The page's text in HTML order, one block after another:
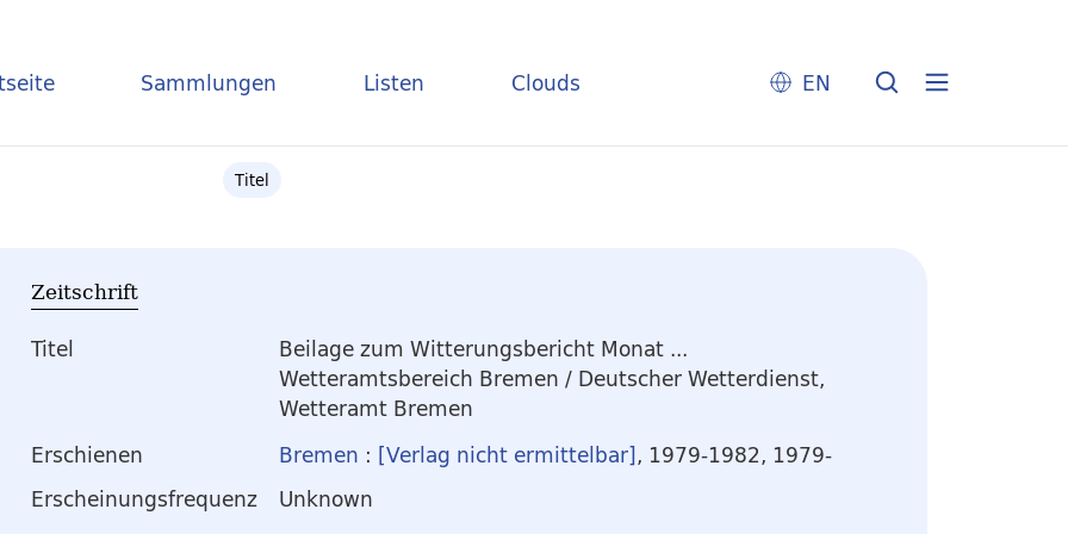
Sammlungen Listen Clouds EN
Titel
Zeitschrift
Titel
Beilage zum Witterungsbericht Monat ...
Wetteramtsbereich Bremen / Deutscher Wetterdienst,
Wetteramt Bremen
Erschienen
Bremen : [Verlag nicht ermittelbar], 1979-1982, 1979-
Erscheinungsfrequenz
Unknown